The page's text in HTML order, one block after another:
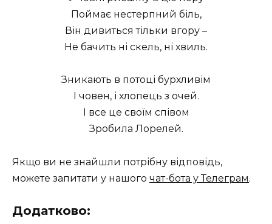
Поймає нестерпний біль,
Він дивиться тільки вгору –
Не бачить ні скель, ні хвиль.
Зникають в потоці бурхливім
І човен, і хлопець з очей.
І все це своїм співом
Зробила Лорелей.
Якщо ви не знайшли потрібну відповідь,
можете запитати у нашого чат-бота у Телеграм.
Додатково: